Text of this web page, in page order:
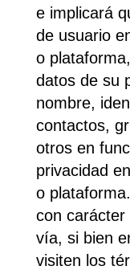
e implicará
de usuario
o
datos de su
nombre,
contactos,
otros en
privacidad
o
con
vía, si bien
visiten los